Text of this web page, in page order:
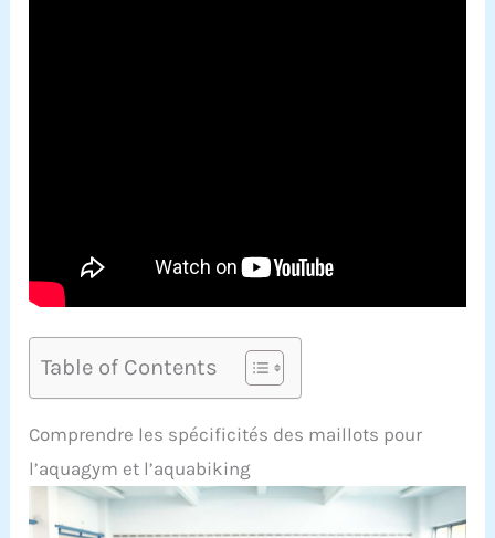
Table of Contents
Comprendre les spécificités des maillots pour
l’aquagym et l’aquabiking